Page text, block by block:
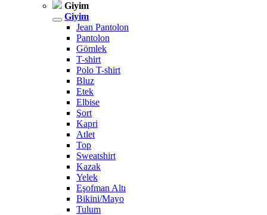
Giyim
Giyim
Jean Pantolon
Pantolon
Gömlek
T-shirt
Polo T-shirt
Bluz
Etek
Elbise
Şort
Kapri
Atlet
Top
Sweatshirt
Kazak
Yelek
Eşofman Altı
Bikini/Mayo
Tulum